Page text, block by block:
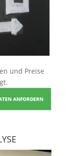
und Preise
ANFORDERN